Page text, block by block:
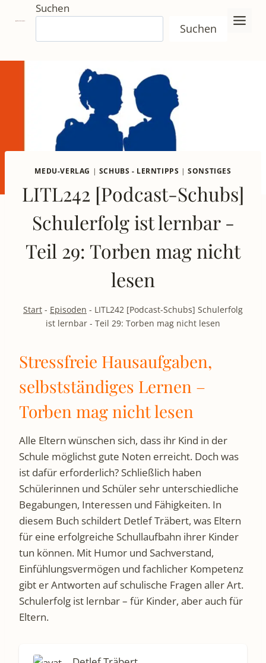
Inhalt
springen
Suchen
Suchen
MEDU-VERLAG | SCHUBS - LERNTIPPS |SONSTIGES
LITL242 [Podcast-Schubs]
Schulerfolg ist lernbar -
Teil 29: Torben mag nicht
lesen
Start - Episoden - LITL242 [Podcast-Schubs] Schulerfolg
ist lernbar - Teil 29: Torben mag nicht lesen
Stressfreie Hausaufgaben,
selbstständiges Lernen –
Torben mag nicht lesen
Alle Eltern wünschen sich, dass ihr Kind in der
Schule möglichst gute Noten erreicht. Doch was
ist dafür erforderlich? Schließlich haben
Schülerinnen und Schüler sehr unterschiedliche
Begabungen, Interessen und Fähigkeiten. In
diesem Buch schildert Detlef Träbert, was Eltern
für eine erfolgreiche Schullaufbahn ihrer Kinder
tun können. Mit Humor und Sachverstand,
Einfühlungsvermögen und fachlicher Kompetenz
gibt er Antworten auf schulische Fragen aller Art.
Schulerfolg ist lernbar – für Kinder, aber auch für
Eltern.